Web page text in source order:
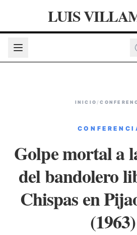
LUIS
INICIO /
Golpe mortal a
del bandolero
Chispas en
(1963)